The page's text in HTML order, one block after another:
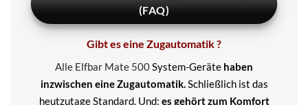
(FAQ)
Gibt es eine Zugautomatik ?
Alle Elfbar Mate 500System-Geräte haben
inzwischen eine Zugautomatik.Schließlich ist das
heutzutage Standard. Und: es gehört zum Komfort